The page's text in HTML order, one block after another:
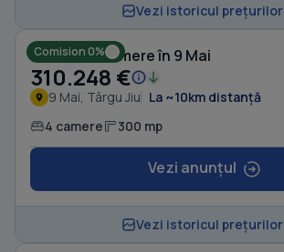
Vezi istoricul prețurilor
Comision 0%
Casă cu 4 camere în 9 Mai
310.248 €
9 Mai, Târgu Jiu La ~10km distanță
4 camere 300 mp
Vezi anunțul
Vezi istoricul prețurilor